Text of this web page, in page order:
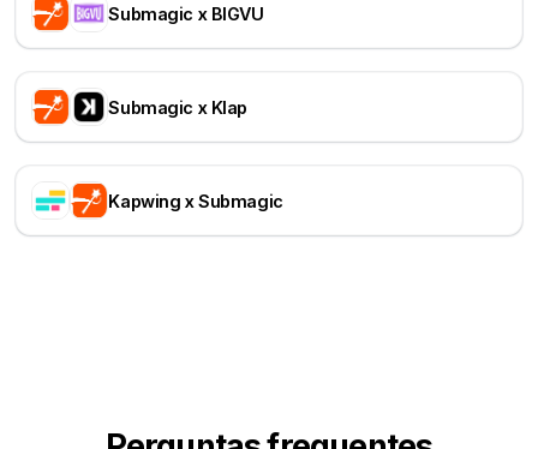
Submagic x BIGVU
Submagic x Klap
Kapwing x Submagic